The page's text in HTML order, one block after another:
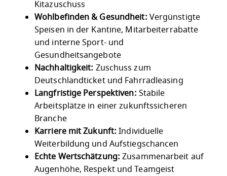
Kitazuschuss
Wohlbefinden & Gesundheit: Vergünstigte
Speisen in der Kantine, Mitarbeiterrabatte
und interne Sport- und
Gesundheitsangebote
Nachhaltigkeit: Zuschuss zum
Deutschlandticket und Fahrradleasing
Langfristige Perspektiven: Stabile
Arbeitsplätze in einer zukunftssicheren
Branche
Karriere mit Zukunft: Individuelle
Weiterbildung und Aufstiegschancen
Echte Wertschätzung: Zusammenarbeit auf
Augenhöhe, Respekt und Teamgeist